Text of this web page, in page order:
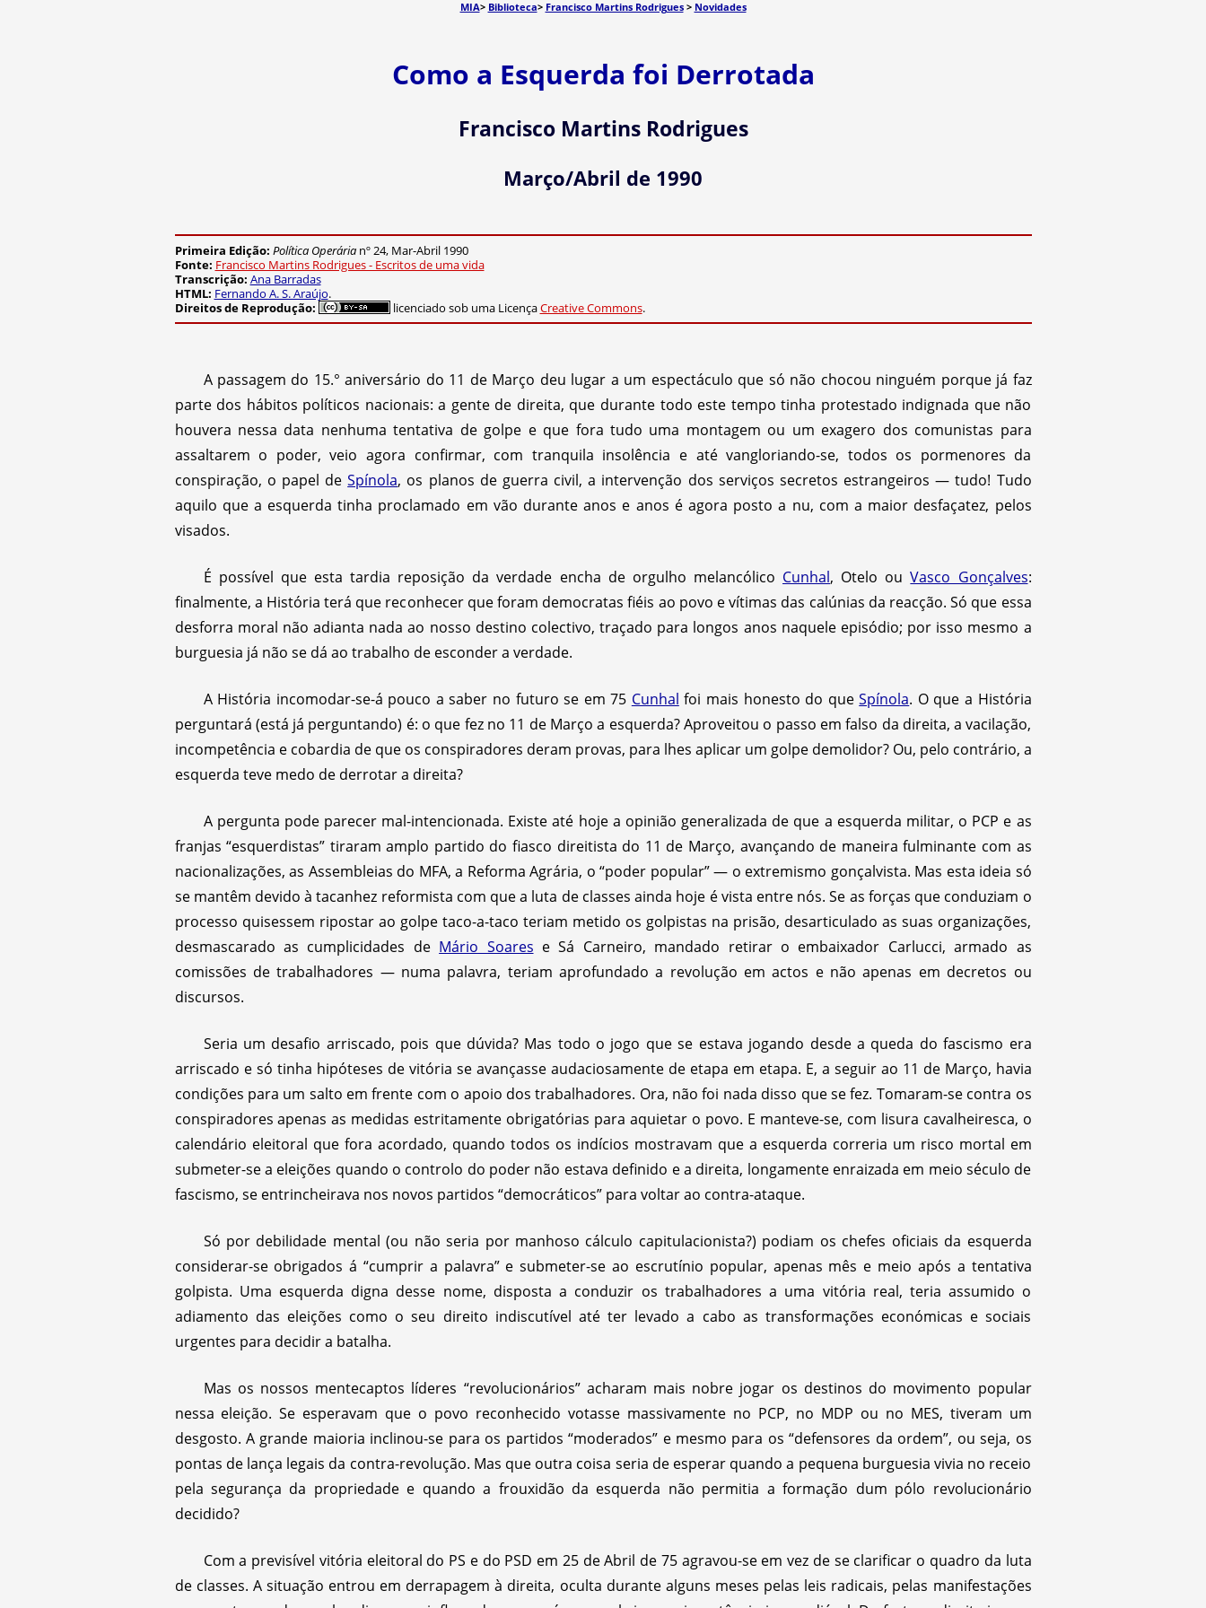
MIA> Biblioteca> Francisco Martins Rodrigues> Novidades
Como a Esquerda foi Derrotada
Francisco Martins Rodrigues
Março/Abril de 1990
Primeira Edição: Política Operária nº 24, Mar-Abril 1990
Fonte: Francisco Martins Rodrigues - Escritos de uma vida
Transcrição: Ana Barradas
HTML: Fernando A. S. Araújo.
Direitos de Reprodução:
licenciado sob uma LicençaCreative Commons.
A passagem do 15.° aniversário do 11 de Março deu lugar a um espectáculo que só não chocou ninguém porque já faz
parte dos hábitos políticos nacionais: a gente de direita, que durante todo este tempo tinha protestado indignada que não
houvera nessa data nenhuma tentativa de golpe e que fora tudo uma montagem ou um exagero dos comunistas para
assaltarem o poder, veio agora confirmar, com tranquila insolência e até vangloriando-se, todos os pormenores da
conspiração, o papel deSpínola, os planos de guerra civil, a intervenção dos serviços secretos estrangeiros — tudo! Tudo
aquilo que a esquerda tinha proclamado em vão durante anos e anos é agora posto a nu, com a maior desfaçatez, pelos
visados.
É possível que esta tardia reposição da verdade encha de orgulho melancólico Cunhal, Otelo ouVasco Gonçalves:
finalmente, a História terá que reconhecer que foram democratas fiéis ao povo e vítimas das calúnias da reacção. Só que essa
desforra moral não adianta nada ao nosso destino colectivo, traçado para longos anos naquele episódio; por isso mesmo a
burguesia já não se dá ao trabalho de esconder a verdade.
A História incomodar-se-á pouco a saber no futuro se em 75 Cunhal foi mais honesto do queSpínola. O que a História
perguntará (está já perguntando) é: o que fez no 11 de Março a esquerda? Aproveitou o passo em falso da direita, a vacilação,
incompetência e cobardia de que os conspiradores deram provas, para lhes aplicar um golpe demolidor? Ou, pelo contrário, a
esquerda teve medo de derrotar a direita?
A pergunta pode parecer mal-intencionada. Existe até hoje a opinião generalizada de que a esquerda militar, o PCP e as
franjas “esquerdistas” tiraram amplo partido do fiasco direitista do 11 de Março, avançando de maneira fulminante com as
nacionalizações, as Assembleias do MFA, a Reforma Agrária, o “poder popular” — o extremismo gonçalvista. Mas esta ideia só
se mantêm devido à tacanhez reformista com que a luta de classes ainda hoje é vista entre nós. Se as forças que conduziam o
processo quisessem ripostar ao golpe taco-a-taco teriam metido os golpistas na prisão, desarticulado as suas organizações,
desmascarado as cumplicidades de Mário Soares e Sá Carneiro, mandado retirar o embaixador Carlucci, armado as
comissões de trabalhadores — numa palavra, teriam aprofundado a revolução em actos e não apenas em decretos ou
discursos.
Seria um desafio arriscado, pois que dúvida? Mas todo o jogo que se estava jogando desde a queda do fascismo era
arriscado e só tinha hipóteses de vitória se avançasse audaciosamente de etapa em etapa. E, a seguir ao 11 de Março, havia
condições para um salto em frente com o apoio dos trabalhadores. Ora, não foi nada disso que se fez. Tomaram-se contra os
conspiradores apenas as medidas estritamente obrigatórias para aquietar o povo. E manteve-se, com lisura cavalheiresca, o
calendário eleitoral que fora acordado, quando todos os indícios mostravam que a esquerda correria um risco mortal em
submeter-se a eleições quando o controlo do poder não estava definido e a direita, longamente enraizada em meio século de
fascismo, se entrincheirava nos novos partidos “democráticos” para voltar ao contra-ataque.
Só por debilidade mental (ou não seria por manhoso cálculo capitulacionista?) podiam os chefes oficiais da esquerda
considerar-se obrigados á “cumprir a palavra” e submeter-se ao escrutínio popular, apenas mês e meio após a tentativa
golpista. Uma esquerda digna desse nome, disposta a conduzir os trabalhadores a uma vitória real, teria assumido o
adiamento das eleições como o seu direito indiscutível até ter levado a cabo as transformações económicas e sociais
urgentes para decidir a batalha.
Mas os nossos mentecaptos líderes “revolucionários” acharam mais nobre jogar os destinos do movimento popular
nessa eleição. Se esperavam que o povo reconhecido votasse massivamente no PCP, no MDP ou no MES, tiveram um
desgosto. A grande maioria inclinou-se para os partidos “moderados” e mesmo para os “defensores da ordem”, ou seja, os
pontas de lança legais da contra-revolução. Mas que outra coisa seria de esperar quando a pequena burguesia vivia no receio
pela segurança da propriedade e quando a frouxidão da esquerda não permitia a formação dum pólo revolucionário
decidido?
Com a previsível vitória eleitoral do PS e do PSD em 25 de Abril de 75 agravou-se em vez de se clarificar o quadro da luta
de classes. A situação entrou em derrapagem à direita, oculta durante alguns meses pelas leis radicais, pelas manifestações